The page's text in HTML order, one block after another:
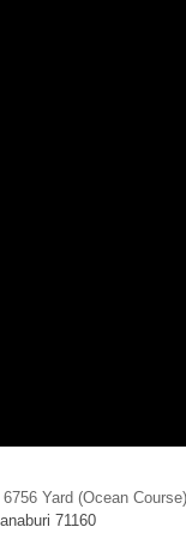
Yard (Ocean Course)
71160